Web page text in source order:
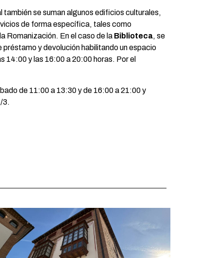
también se suman algunos edificios culturales,
de forma específica, tales como
Romanización. En el caso de la Biblioteca, se
préstamo y devolución habilitando un espacio
14:00 y las 16:00 a 20:00 horas. Por el
de 11:00 a 13:30 y de 16:00 a 21:00 y
3.